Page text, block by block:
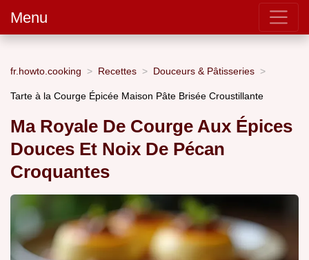
Menu
fr.howto.cooking Recettes Douceurs & Pâtisseries
Tarte à la Courge Épicée Maison Pâte Brisée Croustillante
Ma Royale De Courge Aux Épices
Douces Et Noix De Pécan
Croquantes